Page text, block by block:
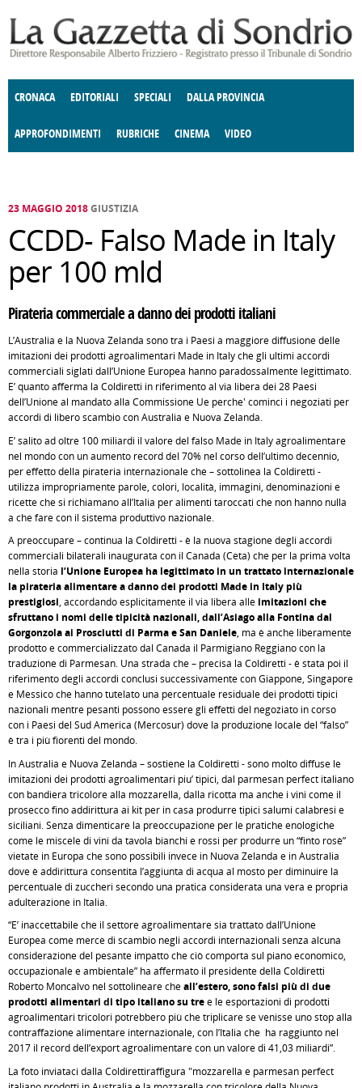
CRONACA EDITORIALI SPECIALI DALLA PROVINCIA
APPROFONDIMENTI
E SPETTACOLI POLITICA
RUBRICHE
DELLE IDEE FATTI DELLO SPIRITO
CINEMA VIDEO
23 MAGGIO 2018GIUSTIZIA
CCDD- Falso Made in Italy
per 100 mld
Pirateria commerciale a danno dei prodotti italiani
L’Australia e la Nuova Zelanda sono tra i Paesi a maggiore diffusione delle
imitazioni dei prodotti agroalimentari Made in Italy che gli ultimi accordi
commerciali siglati dall’Unione Europea hanno paradossalmente legittimato.
E’ quanto afferma la Coldiretti in riferimento al via libera dei 28 Paesi
dell’Unione al mandato alla Commissione Ue perche' cominci i negoziati per
accordi di libero scambio con Australia e Nuova Zelanda.
E’ salito ad oltre 100 miliardi il valore del falso Made in Italy agroalimentare
nel mondo con un aumento record del 70% nel corso dell’ultimo decennio,
per effetto della pirateria internazionale che – sottolinea la Coldiretti -
utilizza impropriamente parole, colori, località, immagini, denominazioni e
ricette che si richiamano all’Italia per alimenti taroccati che non hanno nulla
a che fare con il sistema produttivo nazionale.
A preoccupare – continua la Coldiretti - è la nuova stagione degli accordi
commerciali bilaterali inaugurata con il Canada (Ceta) che per la prima volta
nella storia l’Unione Europea ha legittimato in un trattato internazionale
la pirateria alimentare a danno dei prodotti Made in Italy più
prestigiosi, accordando esplicitamente il via libera alle imitazioni che
sfruttano i nomi delle tipicità nazionali, dall’Asiago alla Fontina dal
Gorgonzola ai Prosciutti di Parma e San Daniele, ma è anche liberamente
prodotto e commercializzato dal Canada il Parmigiano Reggiano con la
traduzione di Parmesan. Una strada che – precisa la Coldiretti - è stata poi il
riferimento degli accordi conclusi successivamente con Giappone, Singapore
e Messico che hanno tutelato una percentuale residuale dei prodotti tipici
nazionali mentre pesanti possono essere gli effetti del negoziato in corso
con i Paesi del Sud America (Mercosur) dove la produzione locale del “falso”
è tra i più fiorenti del mondo.
In Australia e Nuova Zelanda – sostiene la Coldiretti - sono molto diffuse le
imitazioni dei prodotti agroalimentari piu’ tipici, dal parmesan perfect italiano
con bandiera tricolore alla mozzarella, dalla ricotta ma anche i vini come il
prosecco fino addirittura ai kit per in casa produrre tipici salumi calabresi e
siciliani. Senza dimenticare la preoccupazione per le pratiche enologiche
come le miscele di vini da tavola bianchi e rossi per produrre un “finto rosè”
vietate in Europa che sono possibili invece in Nuova Zelanda e in Australia
dove è addirittura consentita l’aggiunta di acqua al mosto per diminuire la
percentuale di zuccheri secondo una pratica considerata una vera e propria
adulterazione in Italia.
“E’ inaccettabile che il settore agroalimentare sia trattato dall’Unione
Europea come merce di scambio negli accordi internazionali senza alcuna
considerazione del pesante impatto che ciò comporta sul piano economico,
occupazionale e ambientale” ha affermato il presidente della Coldiretti
Roberto Moncalvo nel sottolineare cheall’estero, sono falsi più di due
prodotti alimentari di tipo italiano su tree le esportazioni di prodotti
agroalimentari tricolori potrebbero più che triplicare se venisse uno stop alla
contraffazione alimentare internazionale, con l’Italia che ha raggiunto nel
2017 il record dell’export agroalimentare con un valore di 41,03 miliardi”.
La foto inviataci dalla Coldirettiraffigura "mozzarella e parmesan perfect